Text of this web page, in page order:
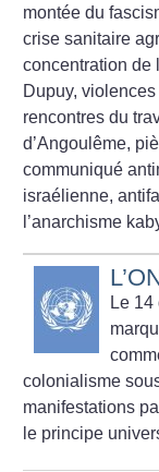
montée du
crise sanitaire
concentration de
Dupuy,
rencontres du
d’Angoulême,
communiqué
israélienne,
l’anarchisme
Le
colonialisme
manifestations
le principe